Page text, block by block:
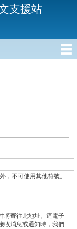
支援站
，不可使用其他符號。
將寄往此地址。這電子
收消息或通知時，我們